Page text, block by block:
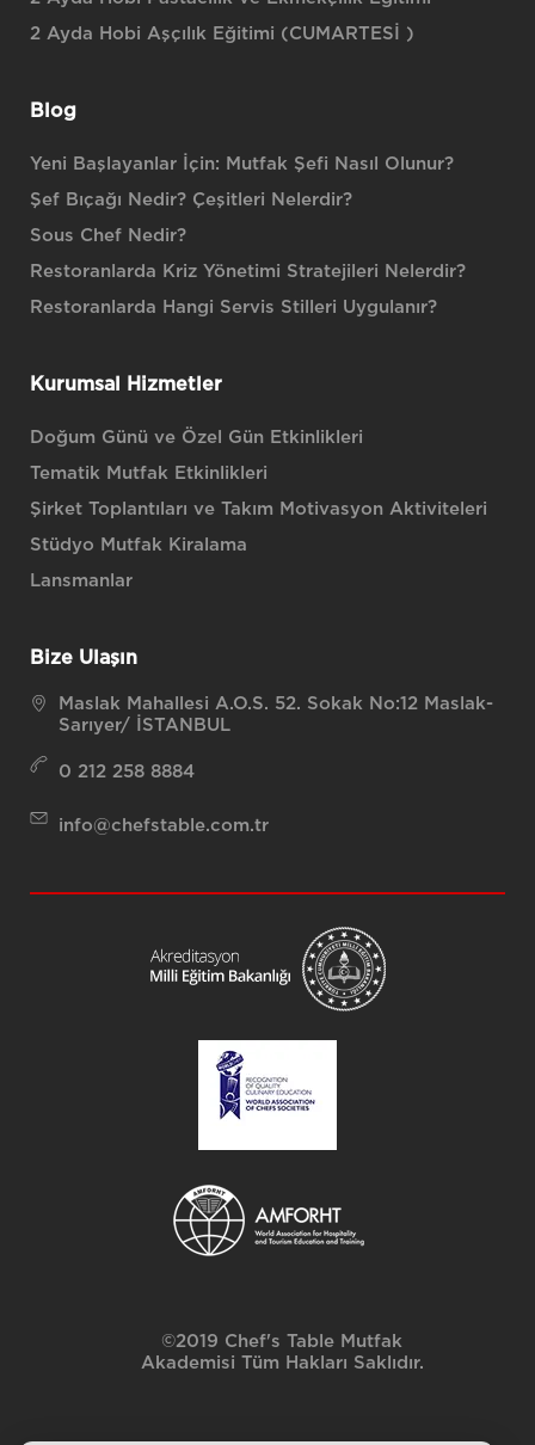
2 Ayda Hobi Aşçılık Eğitimi (CUMARTESİ )
Blog
Yeni Başlayanlar İçin: Mutfak Şefi Nasıl Olunur?
Şef Bıçağı Nedir? Çeşitleri Nelerdir?
Sous Chef Nedir?
Restoranlarda Kriz Yönetimi Stratejileri Nelerdir?
Restoranlarda Hangi Servis Stilleri Uygulanır?
Kurumsal Hizmetler
Doğum Günü ve Özel Gün Etkinlikleri
Tematik Mutfak Etkinlikleri
Şirket Toplantıları ve Takım Motivasyon Aktiviteleri
Stüdyo Mutfak Kiralama
Lansmanlar
Bize Ulaşın
Maslak Mahallesi A.O.S. 52. Sokak No:12 Maslak-
Sarıyer/ İSTANBUL
0 212 258 8884
info@chefstable.com.tr
©2019 Chef's Table Mutfak
Akademisi Tüm Hakları Saklıdır.